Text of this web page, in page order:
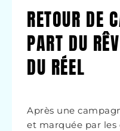
RETOUR DE
PART DU
DU RÉEL
Après une
et marquée par les